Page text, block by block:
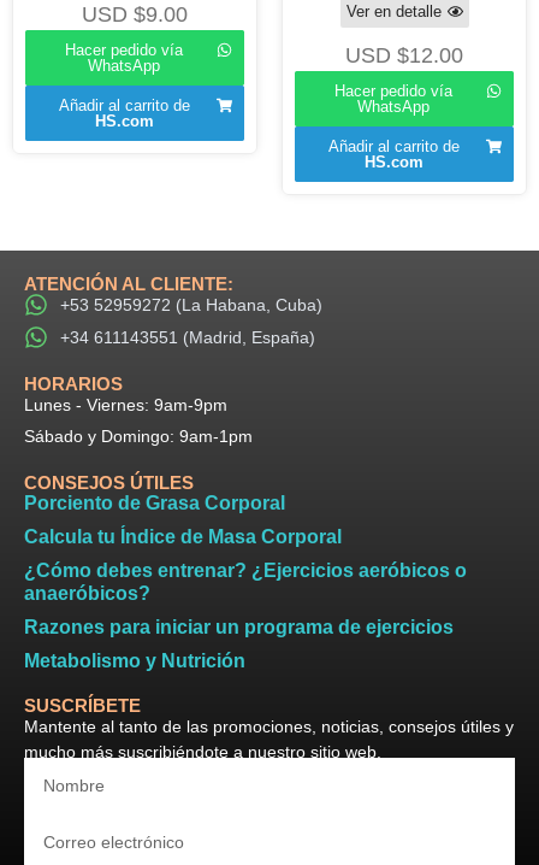
USD $9.00
Hacer pedido vía
WhatsApp
Añadir al carrito de
HS.com
Ver en detalle
USD $12.00
Hacer pedido vía
WhatsApp
Añadir al carrito de
HS.com
ATENCIÓN AL CLIENTE:
+53 52959272 (La Habana, Cuba)
+34 611143551 (Madrid, España)
HORARIOS​
Lunes - Viernes: 9am-9pm​
Sábado y Domingo: 9am-1pm
CONSEJOS ÚTILES
Porciento de Grasa Corporal
Calcula tu Índice de Masa Corporal
¿Cómo debes entrenar? ¿Ejercicios aeróbicos o
anaeróbicos?
Razones para iniciar un programa de ejercicios
Metabolismo y Nutrición
SUSCRÍBETE
Mantente al tanto de las promociones, noticias, consejos útiles y
mucho más suscribiéndote a nuestro sitio web.